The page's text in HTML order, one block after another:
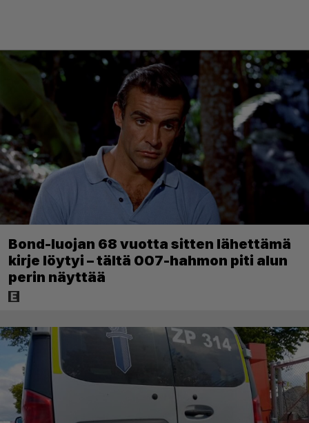
Bond-luojan 68 vuotta sitten lähettämä
kirje löytyi – tältä 007-hahmon piti alun
perin näyttää